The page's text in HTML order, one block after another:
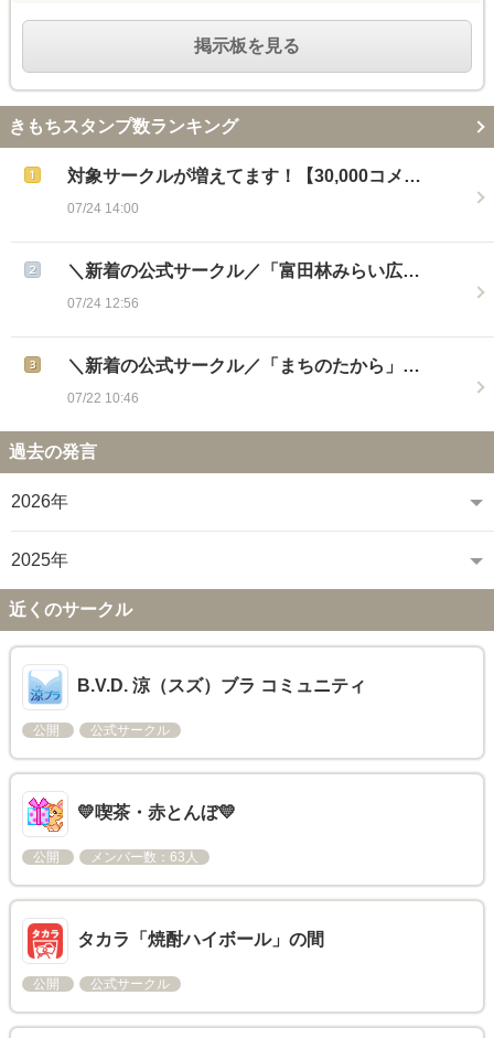
掲示板を見る
きもちスタンプ数ランキング
対象サークルが増えてます！【30,000コメ…
07/24 14:00
＼新着の公式サークル／「富田林みらい広…
07/24 12:56
＼新着の公式サークル／「まちのたから」…
07/22 10:46
過去の発言
2026年
2025年
近くのサークル
B.V.D. 涼（スズ）ブラ コミュニティ
公開 公式サークル
💛喫茶・赤とんぼ💛
公開 メンバー数：63人
タカラ「焼酎ハイボール」の間
公開 公式サークル